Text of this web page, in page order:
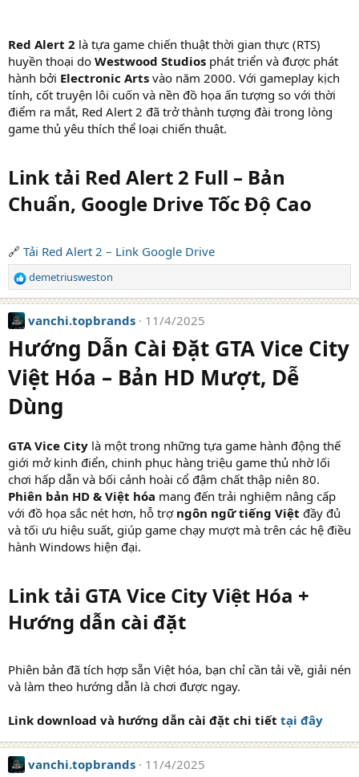
Red Alert 2 là tựa game chiến thuật thời gian thực (RTS)
huyền thoại do Westwood Studios phát triển và được phát
hành bởi Electronic Arts vào năm 2000. Với gameplay kịch
tính, cốt truyện lôi cuốn và nền đồ họa ấn tượng so với thời
điểm ra mắt, Red Alert 2 đã trở thành tượng đài trong lòng
game thủ yêu thích thể loại chiến thuật.
Link tải Red Alert 2 Full – Bản
Chuẩn, Google Drive Tốc Độ Cao
🔗 Tải Red Alert 2 – Link Google Drive
R
e
a
c
t
i
o
n
s
:
demetriusweston
vanchi.topbrands 11/4/2025
Hướng Dẫn Cài Đặt GTA Vice City
Việt Hóa – Bản HD Mượt, Dễ
Dùng
GTA Vice City là một trong những tựa game hành động thế
giới mở kinh điển, chinh phục hàng triệu game thủ nhờ lối
chơi hấp dẫn và bối cảnh hoài cổ đậm chất thập niên 80.
Phiên bản HD & Việt hóa mang đến trải nghiệm nâng cấp
với đồ họa sắc nét hơn, hỗ trợ ngôn ngữ tiếng Việt đầy đủ
và tối ưu hiệu suất, giúp game chạy mượt mà trên các hệ điều
hành Windows hiện đại.
Link tải GTA Vice City Việt Hóa +
Hướng dẫn cài đặt
Phiên bản đã tích hợp sẵn Việt hóa, bạn chỉ cần tải về, giải nén
và làm theo hướng dẫn là chơi được ngay.
Link download và hướng dẫn cài đặt chi tiết tại đây
vanchi.topbrands 11/4/2025